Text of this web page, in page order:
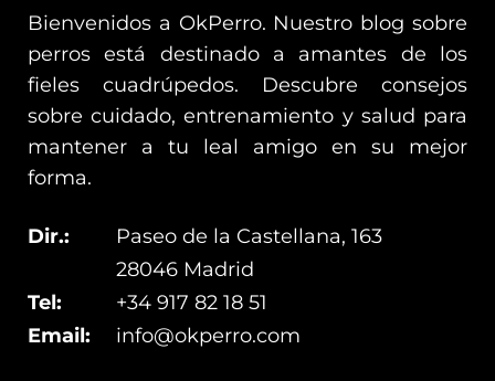
Bienvenidos a OkPerro. Nuestro blog sobre
perros está destinado a amantes de los
fieles cuadrúpedos. Descubre consejos
sobre cuidado, entrenamiento y salud para
mantener a tu leal amigo en su mejor
forma.
Dir.:
Paseo de la Castellana, 163
28046 Madrid
Tel:
+34 917 82 18 51
Email:
info@okperro.com